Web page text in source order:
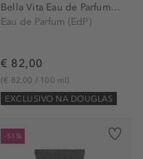
Bella Vita Eau de Parfum Spray
Eau de Parfum (EdP)
€ 82,00
(€ 82,00 / 100 ml)
EXCLUSIVO NA DOUGLAS
-51%